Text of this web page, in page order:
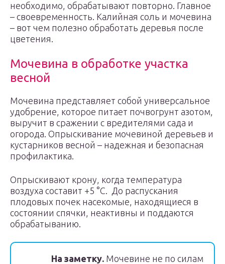
необходимо, обрабатывают повторно. Главное
– своевременность. Калийная соль и мочевина
– вот чем полезно обработать деревья после
цветения.
Мочевина в обработке участка
весной
Мочевина представляет собой универсальное
удобрение, которое питает почвогрунт азотом,
выручит в сражении с вредителями сада и
огорода. Опрыскивание мочевиной деревьев и
кустарников весной – надежная и безопасная
профилактика.
Опрыскивают крону, когда температура
воздуха составит +5 °С. До распускания
плодовых почек насекомые, находящиеся в
состоянии спячки, неактивны и поддаются
обрабатыванию.
На заметку. Мочевине не по силам